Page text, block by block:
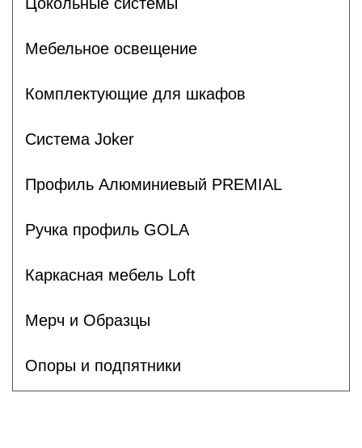
Мебельное освещение
Комплектующие для шкафов
Система Joker
Профиль Алюминиевый PREMIAL
Ручка профиль GOLA
Каркасная мебель Loft
Мерч и Образцы
Опоры и подпятники